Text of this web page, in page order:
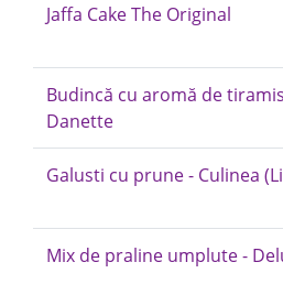
Jaffa Cake The Original
Budincă cu aromă de
Danette
Galusti cu prune - Culinea
Mix de praline umplute -